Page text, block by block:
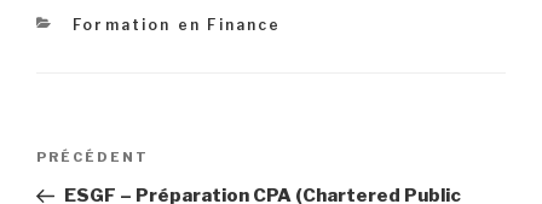
Catégories
Formation en Finance
Navigation
Article
précédent
PRÉCÉDENT
ESGF – Préparation CPA (Chartered Public